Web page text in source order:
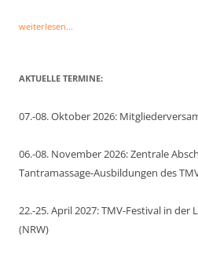
weiterlesen...
AKTUELLE TERMINE:
07.-08. Oktober 2026:
06.-08. November 2026: Zentrale
Tantramassage-Ausbildungen des
22.-25. April 2027: TMV-Festival in
(NRW)